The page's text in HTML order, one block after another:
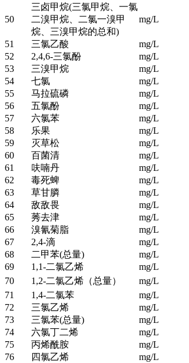
50
三卤甲烷(三氯甲烷、一氯
二溴甲烷、二氯一溴甲
烷、三溴甲烷的总和)
mg/L
51 三氯乙酸 mg/L
52
2,4,6-三氯酚 mg/L
53
三溴甲烷 mg/L
54
七氯 mg/L
55
马拉硫磷 mg/L
56
五氯酚 mg/L
57
六氯苯 mg/L
58
乐果 mg/L
59
灭草松 mg/L
60
百菌清 mg/L
61
呋喃丹 mg/L
62
毒死蜱 mg/L
63
草甘膦 mg/L
64
敌敌畏 mg/L
65
莠去津 mg/L
66
溴氰菊脂 mg/L
67
2,4-滴 mg/L
68
二甲苯(总量) mg/L
69
1,1-二氯乙烯 mg/L
70
1,2-二氯乙烯（总量） mg/L
71
1,4-二氯苯 mg/L
72
三氯乙烯 mg/L
73
三氯苯(总量) mg/L
74
六氯丁二烯 mg/L
75
丙烯酰胺 mg/L
76
四氯乙烯 mg/L